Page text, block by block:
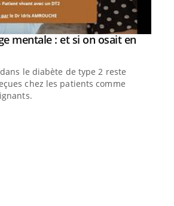
mentale : et si on osait en
le diabète de type 2 reste
chez les patients comme